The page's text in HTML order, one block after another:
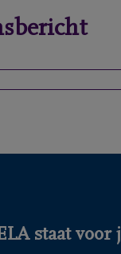
staat voor